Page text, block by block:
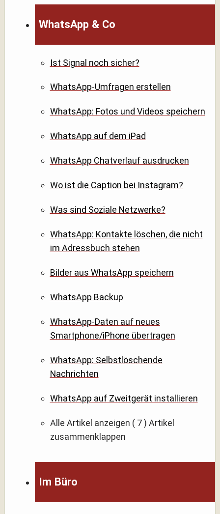
WhatsApp & Co
Ist Signal noch sicher?
WhatsApp-Umfragen erstellen
WhatsApp: Fotos und Videos speichern
WhatsApp auf dem iPad
WhatsApp Chatverlauf ausdrucken
Wo ist die Caption bei Instagram?
Was sind Soziale Netzwerke?
WhatsApp: Kontakte löschen, die nicht
im Adressbuch stehen
Bilder aus WhatsApp speichern
WhatsApp Backup
WhatsApp-Daten auf neues
Smartphone/iPhone übertragen
WhatsApp: Selbstlöschende
Nachrichten
WhatsApp auf Zweitgerät installieren
Alle Artikel anzeigen ( 7 ) Artikel
zusammenklappen
Im Büro